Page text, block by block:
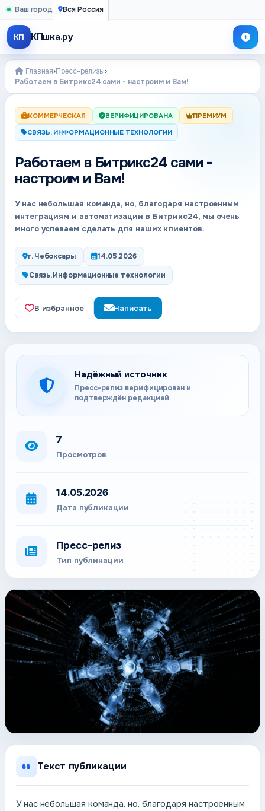
Ваш город Вся Россия
КП КПшка.ру
Главная›Пресс-релизы›
Работаем в Битрикс24 сами - настроим и Вам!
КОММЕРЧЕСКАЯ ВЕРИФИЦИРОВАНА
ПРЕМИУМ
СВЯЗЬ, ИНФОРМАЦИОННЫЕ ТЕХНОЛОГИИ
Работаем в Битрикс24 сами -
настроим и Вам!
У нас небольшая команда, но, благодаря настроенным
интеграциям и автоматизации в Битрикс24, мы очень
много успеваем сделать для наших клиентов.
г. Чебоксары
14.05.2026
Связь, Информационные технологии
В избранное Написать
Надёжный источник
Пресс-релиз верифицирован и
подтверждён редакцией
7
Просмотров
14.05.2026
Дата публикации
Пресс-релиз
Тип публикации
Текст публикации
У нас небольшая команда, но, благодаря настроенным